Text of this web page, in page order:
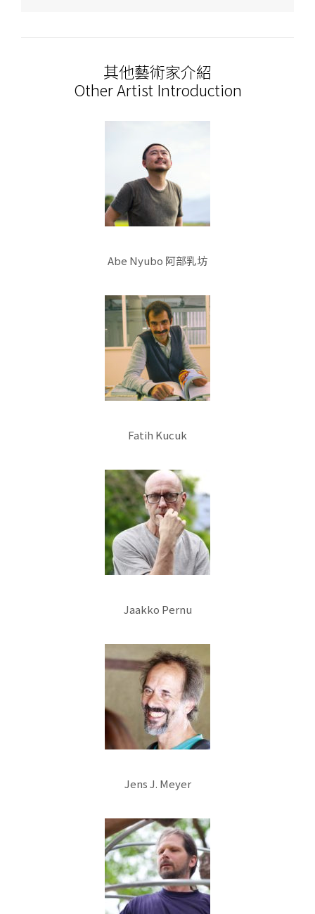
其他藝術家介紹
Other Artist Introduction
Abe Nyubo 阿部乳坊
Fatih Kucuk
Jaakko Pernu
Jens J. Meyer